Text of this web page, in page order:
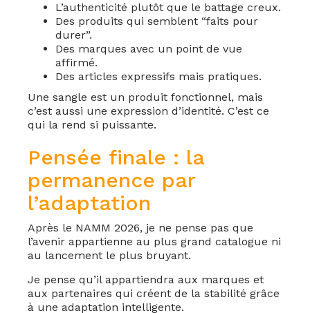
L’authenticité plutôt que le battage creux.
Des produits qui semblent “faits pour
durer”.
Des marques avec un point de vue
affirmé.
Des articles expressifs mais pratiques.
Une sangle est un produit fonctionnel, mais
c’est aussi une expression d’identité. C’est ce
qui la rend si puissante.
Pensée finale : la
permanence par
l’adaptation
Après le NAMM 2026, je ne pense pas que
l’avenir appartienne au plus grand catalogue ni
au lancement le plus bruyant.
Je pense qu’il appartiendra aux marques et
aux partenaires qui créent de la stabilité grâce
à une adaptation intelligente.